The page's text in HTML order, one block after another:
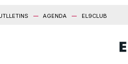
AGENDA EL9CLUB